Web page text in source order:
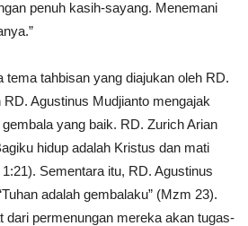
penuh kasih-sayang. Menemani
tema tahbisan yang diajukan oleh RD.
Agustinus Mudjianto mengajak
yang baik. RD. Zurich Arian
hidup adalah Kristus dan mati
Sementara itu, RD. Agustinus
adalah gembalaku” (Mzm 23).
dari permenungan mereka akan tugas-